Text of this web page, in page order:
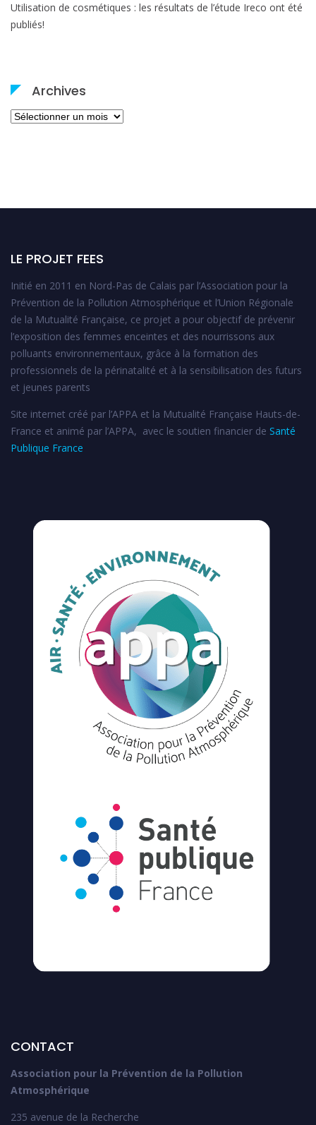
Utilisation de cosmétiques : les résultats de l’étude Ireco ont été
publiés!
Archives
Archives
LE PROJET FEES
Initié en 2011 en Nord-Pas de Calais par l’Association pour la
Prévention de la Pollution Atmosphérique et l’Union Régionale
de la Mutualité Française, ce projet a pour objectif de prévenir
l’exposition des femmes enceintes et des nourrissons aux
polluants environnementaux, grâce à la formation des
professionnels de la périnatalité et à la sensibilisation des futurs
et jeunes parents
Site internet créé par l’APPA et la Mutualité Française Hauts-de-
France et animé par l’APPA, avec le soutien financier de Santé
Publique France
CONTACT
Association pour la Prévention de la Pollution
Atmosphérique
235 avenue de la Recherche